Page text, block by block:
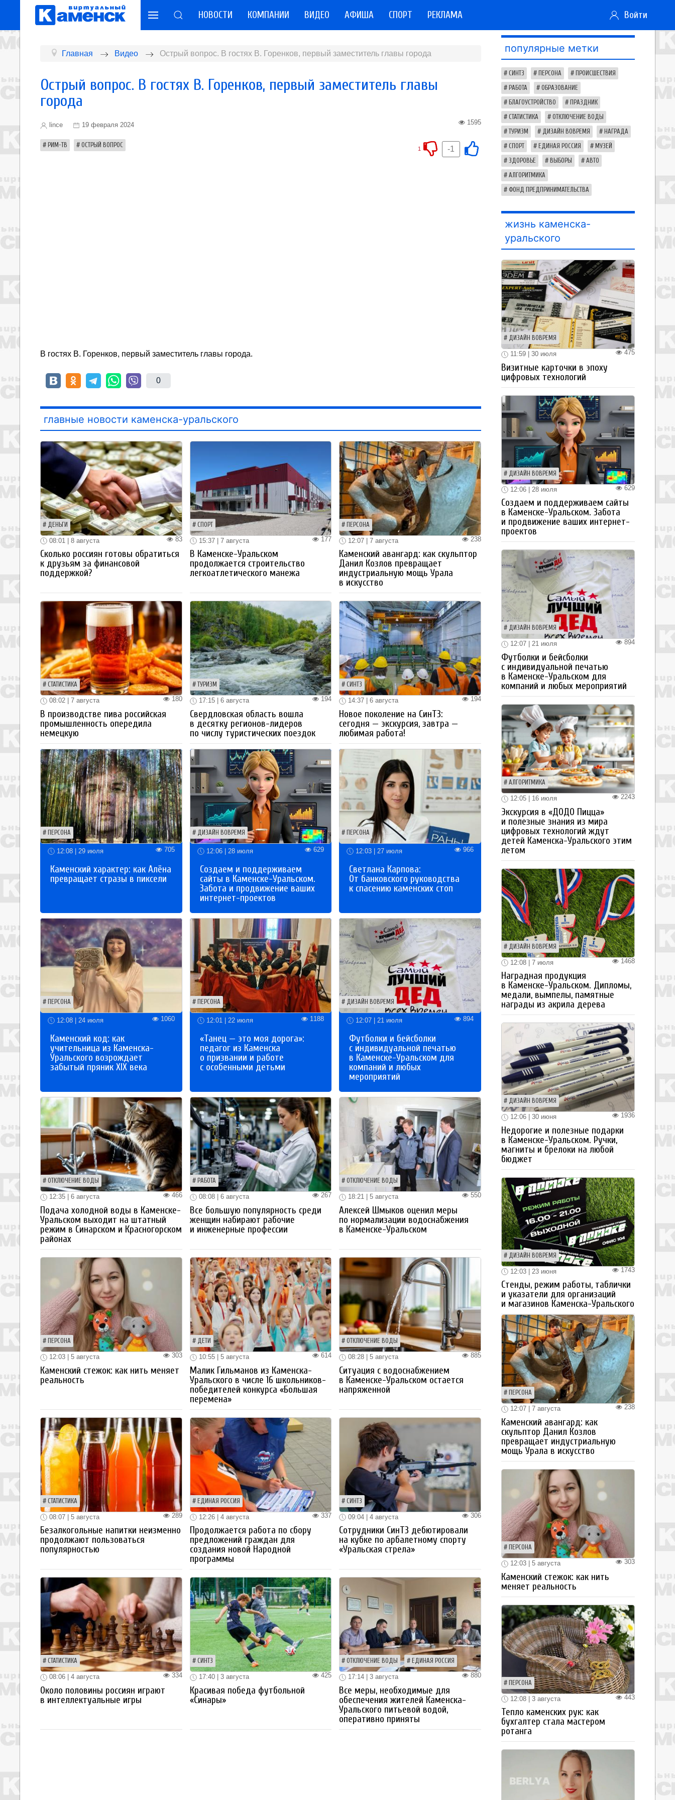
НОВОСТИ КОМПАНИИ ВИДЕО АФИША СПОРТ РЕКЛАМА Войти
Главная Видео Острый вопрос. В гостях В. Горенков, первый заместитель главы города
Острый вопрос. В гостях В. Горенков, первый заместитель главы
города
lince 19 февраля 2024 1595
РИМ-ТВ ОСТРЫЙ ВОПРОС -1
1
В гостях В. Горенков, первый заместитель главы города.
0
главные новости каменска-уральского
ДЕНЬГИ
83
08:01 | 8 августа
Сколько россиян готовы обратиться
к друзьям за финансовой
поддержкой?
СПОРТ
177
15:37 | 7 августа
В Каменске-Уральском
продолжается строительство
легкоатлетического манежа
ПЕРСОНА
238
12:07 | 7 августа
Каменский авангард: как скульптор
Данил Козлов превращает
индустриальную мощь Урала
в искусство
СТАТИСТИКА
180
08:02 | 7 августа
В производстве пива российская
промышленность опередила
немецкую
ТУРИЗМ
194
17:15 | 6 августа
Свердловская область вошла
в десятку регионов-лидеров
по числу туристических поездок
СИНТЗ
194
14:37 | 6 августа
Новое поколение на СинТЗ:
сегодня — экскурсия, завтра —
любимая работа!
ПЕРСОНА
12:08 | 29 июля 705
Каменский характер: как Алёна
превращает стразы в пиксели
ДИЗАЙН ВОВРЕМЯ
12:06 | 28 июля 629
Создаем и поддерживаем
сайты в Каменске-Уральском.
Забота и продвижение ваших
интернет-проектов
ПЕРСОНА
12:03 | 27 июля 966
Светлана Карпова:
От банковского руководства
к спасению каменских стоп
ПЕРСОНА
12:08 | 24 июля 1060
Каменский код: как
учительница из Каменска-
Уральского возрождает
забытый пряник XIX века
ПЕРСОНА
12:01 | 22 июля 1188
«Танец — это моя дорога»:
педагог из Каменска
о призвании и работе
с особенными детьми
ДИЗАЙН ВОВРЕМЯ
12:07 | 21 июля 894
Футболки и бейсболки
с индивидуальной печатью
в Каменске-Уральском для
компаний и любых
мероприятий
ОТКЛЮЧЕНИЕ ВОДЫ
466
12:35 | 6 августа
Подача холодной воды в Каменске-
Уральском выходит на штатный
режим в Синарском и Красногорском
районах
РАБОТА
267
08:08 | 6 августа
Все большую популярность среди
женщин набирают рабочие
и инженерные профессии
ОТКЛЮЧЕНИЕ ВОДЫ
550
18:21 | 5 августа
Алексей Шмыков оценил меры
по нормализации водоснабжения
в Каменске-Уральском
ПЕРСОНА
303
12:03 | 5 августа
Каменский стежок: как нить меняет
реальность
ДЕТИ
614
10:55 | 5 августа
Малик Гильманов из Каменска-
Уральского в числе 16 школьников-
победителей конкурса «Большая
перемена»
ОТКЛЮЧЕНИЕ ВОДЫ
885
08:28 | 5 августа
Ситуация с водоснабжением
в Каменске-Уральском остается
напряженной
СТАТИСТИКА
289
08:07 | 5 августа
Безалкогольные напитки неизменно
продолжают пользоваться
популярностью
ЕДИНАЯ РОССИЯ
337
12:26 | 4 августа
Продолжается работа по сбору
предложений граждан для
создания новой Народной
программы
СИНТЗ
306
09:04 | 4 августа
Сотрудники СинТЗ дебютировали
на кубке по арбалетному спорту
«Уральская стрела»
СТАТИСТИКА
334
08:06 | 4 августа
Около половины россиян играют
в интеллектуальные игры
СИНТЗ
425
17:40 | 3 августа
Красивая победа футбольной
«Синары»
ОТКЛЮЧЕНИЕ ВОДЫ ЕДИНАЯ РОССИЯ
880
17:14 | 3 августа
Все меры, необходимые для
обеспечения жителей Каменска-
Уральского питьевой водой,
оперативно приняты
популярные метки
СИНТЗ ПЕРСОНА ПРОИСШЕСТВИЯ
РАБОТА ОБРАЗОВАНИЕ
БЛАГОУСТРОЙСТВО ПРАЗДНИК
СТАТИСТИКА ОТКЛЮЧЕНИЕ ВОДЫ
ТУРИЗМ ДИЗАЙН ВОВРЕМЯ НАГРАДА
СПОРТ ЕДИНАЯ РОССИЯ МУЗЕЙ
ЗДОРОВЬЕ ВЫБОРЫ АВТО
АЛГОРИТМИКА
ФОНД ПРЕДПРИНИМАТЕЛЬСТВА
жизнь каменска-
уральского
ДИЗАЙН ВОВРЕМЯ
475
11:59 | 30 июля
Визитные карточки в эпоху
цифровых технологий
ДИЗАЙН ВОВРЕМЯ
629
12:06 | 28 июля
Создаем и поддерживаем сайты
в Каменске-Уральском. Забота
и продвижение ваших интернет-
проектов
ДИЗАЙН ВОВРЕМЯ
894
12:07 | 21 июля
Футболки и бейсболки
с индивидуальной печатью
в Каменске-Уральском для
компаний и любых мероприятий
АЛГОРИТМИКА
2243
12:05 | 16 июля
Экскурсия в «ДОДО Пицца»
и полезные знания из мира
цифровых технологий ждут
детей Каменска-Уральского этим
летом
ДИЗАЙН ВОВРЕМЯ
1468
12:08 | 7 июля
Наградная продукция
в Каменске-Уральском. Дипломы,
медали, вымпелы, памятные
награды из акрила дерева
ДИЗАЙН ВОВРЕМЯ
1936
12:06 | 30 июня
Недорогие и полезные подарки
в Каменске-Уральском. Ручки,
магниты и брелоки на любой
бюджет
ДИЗАЙН ВОВРЕМЯ
1743
12:03 | 23 июня
Стенды, режим работы, таблички
и указатели для организаций
и магазинов Каменска-Уральского
ПЕРСОНА
238
12:07 | 7 августа
Каменский авангард: как
скульптор Данил Козлов
превращает индустриальную
мощь Урала в искусство
ПЕРСОНА
303
12:03 | 5 августа
Каменский стежок: как нить
меняет реальность
ПЕРСОНА
443
12:08 | 3 августа
Тепло каменских рук: как
бухгалтер стала мастером
ротанга